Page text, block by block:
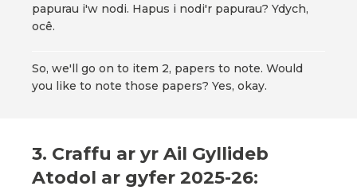
papurau i'w nodi. Hapus i nodi'r papurau? Ydych,
ocê.
So, we'll go on to item 2, papers to note. Would
you like to note those papers? Yes, okay.
3. Craffu ar yr Ail Gyllideb
Atodol ar gyfer 2025-26: